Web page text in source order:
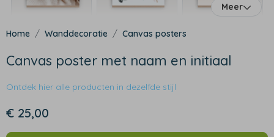
Meer
Wanddecoratie Canvas posters
Canvas poster met naam en initiaal
Ontdek hier alle producten in dezelfde stijl
€ 25,00